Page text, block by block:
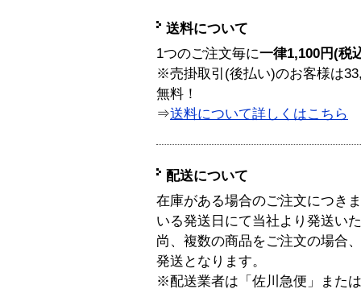
送料について
1つのご注文毎に一律1,100円(税
※売掛取引(後払い)のお客様は
無料！
⇒送料について詳しくはこちら
配送について
在庫がある場合のご注文につき
いる発送日にて当社より発送い
尚、複数の商品をご注文の場合
発送となります。
※配送業者は「佐川急便」また